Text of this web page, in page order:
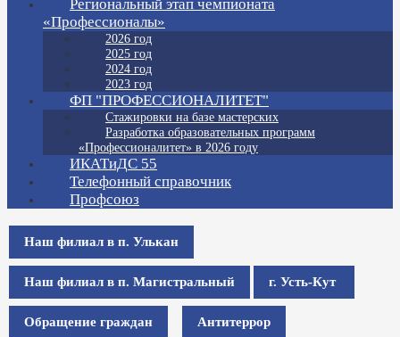
Региональный этап чемпионата
«Профессионалы»
2026 год
2025 год
2024 год
2023 год
ФП "ПРОФЕССИОНАЛИТЕТ"
Стажировки на базе мастерских
Разработка образовательных программ
«Профессионалитет» в 2026 году
ИКАТиДС 55
Телефонный справочник
Профсоюз
Наш филиал в п. Улькан
Наш филиал в п. Магистральный г. Усть-Кут
Обращение граждан Антитеррор